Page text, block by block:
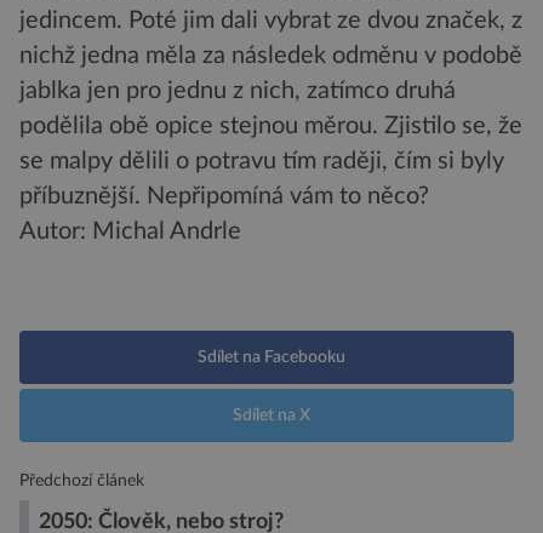
jedincem. Poté jim dali vybrat ze dvou značek, z
nichž jedna měla za následek odměnu v podobě
jablka jen pro jednu z nich, zatímco druhá
podělila obě opice stejnou měrou. Zjistilo se, že
se malpy dělili o potravu tím raději, čím si byly
příbuznější. Nepřipomíná vám to něco?
Autor: Michal Andrle
Sdílet na Facebooku
Sdílet na X
Předchozí článek
2050: Člověk, nebo stroj?